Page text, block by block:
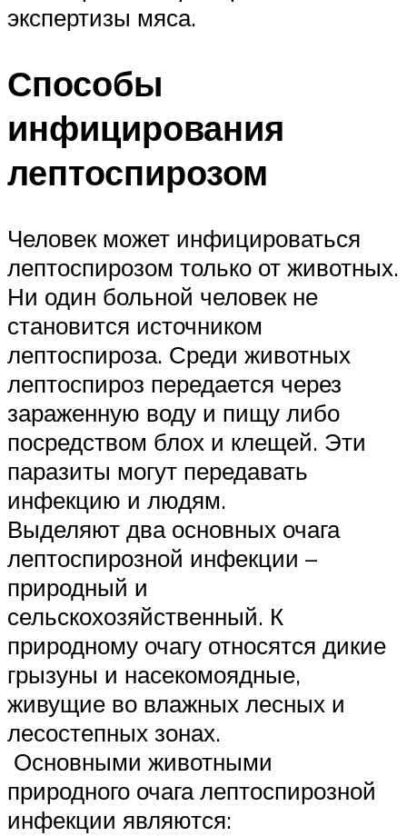
экспертизы мяса.
Способы
инфицирования
лептоспирозом
Человек может инфицироваться
лептоспирозом только от животных.
Ни один больной человек не
становится источником
лептоспироза. Среди животных
лептоспироз передается через
зараженную воду и пищу либо
посредством блох и клещей. Эти
паразиты могут передавать
инфекцию и людям.
Выделяют два основных очага
лептоспирозной инфекции –
природный и
сельскохозяйственный. К
природному очагу относятся дикие
грызуны и насекомоядные,
живущие во влажных лесных и
лесостепных зонах.
Основными животными
природного очага лептоспирозной
инфекции являются: